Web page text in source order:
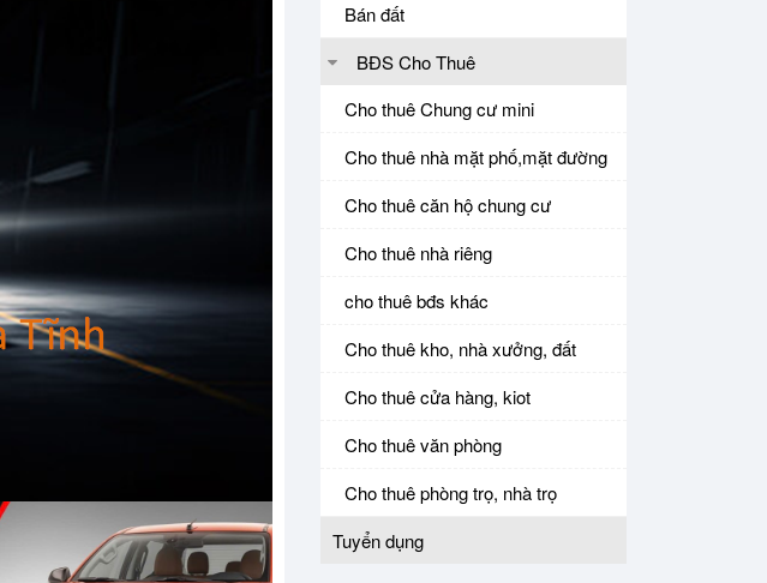
Bán đất
BĐS Cho Thuê
Cho thuê Chung cư mini
Cho thuê nhà mặt phố,mặt đường
Cho thuê căn hộ chung cư
Cho thuê nhà riêng
cho thuê bđs khác
Cho thuê kho, nhà xưởng, đất
Cho thuê cửa hàng, kiot
Cho thuê văn phòng
Cho thuê phòng trọ, nhà trọ
Tuyển dụng